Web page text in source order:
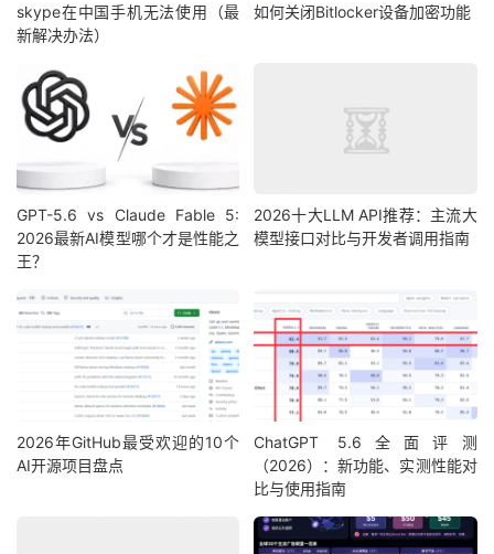
skype在中国手机无法使用（最
新解决办法）
如何关闭Bitlocker设备加密功能
GPT-5.6 vs Claude Fable 5:
2026最新AI模型哪个才是性能之
王？
2026十大LLM API推荐：主流大
模型接口对比与开发者调用指南
2026年GitHub最受欢迎的10个
AI开源项目盘点
ChatGPT 5.6全面评测
（2026）：新功能、实测性能对
比与使用指南